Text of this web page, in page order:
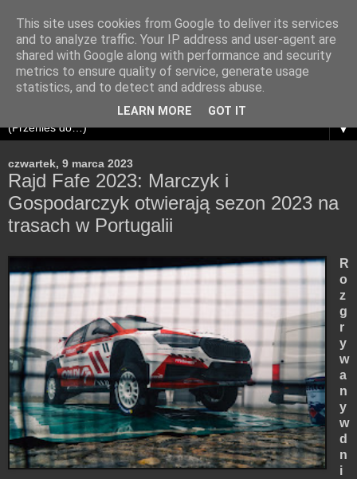
▼
czwartek, 9 marca 2023
Rajd Fafe 2023: Marczyk i
Gospodarczyk otwierają sezon 2023 na
trasach w Portugalii
R
o
z
g
r
y
w
a
n
y
w
d
n
i
This site uses cookies from Google to deliver its services
and to analyze traffic. Your IP address and user-agent are
shared with Google along with performance and security
metrics to ensure quality of service, generate usage
statistics, and to detect and address abuse.
LEARN MORE GOT IT